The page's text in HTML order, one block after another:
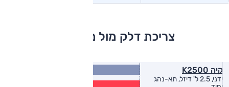
צריכת דלק מול מתחרים
קיה K2500
ידני, 2.5 ל' דיזל, תא-נהג